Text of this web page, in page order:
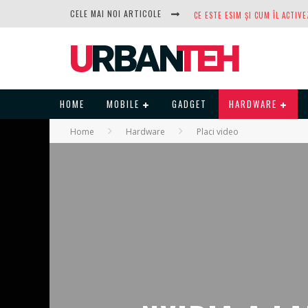
CELE MAI NOI ARTICOLE
DUPĂ ANI DE REFUZURI,
HOME MOBILE GADGET HARDWARE
Home Hardware Placi video